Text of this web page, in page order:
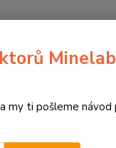
Cívky pro detektory
my ti pošleme návod